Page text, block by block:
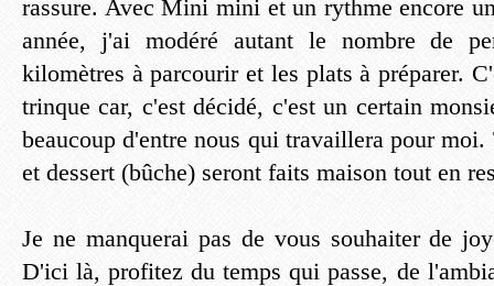
rassure. Avec Mini mini et un rythme encore
année, j'ai modéré autant le nombre de
kilomètres à parcourir et les plats à préparer.
trinque car, c'est décidé, c'est un certain
beaucoup d'entre nous qui travaillera pour
et dessert (bûche) seront faits maison tout en
Je ne manquerai pas de vous souhaiter de
D'ici là, profitez du temps qui passe, de